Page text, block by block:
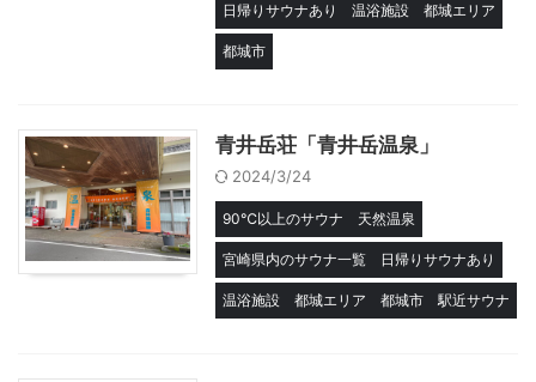
日帰りサウナあり 温浴施設 都城エリア
都城市
青井岳荘「青井岳温泉」
2024/3/24
90℃以上のサウナ 天然温泉
宮崎県内のサウナ一覧 日帰りサウナあり
温浴施設 都城エリア 都城市 駅近サウナ